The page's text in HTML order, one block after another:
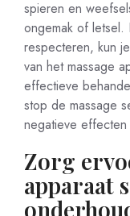
spieren en
ongemak of
respecteren, kun
van het massage
effectieve
stop de massage
negatieve
Zorg
apparaat